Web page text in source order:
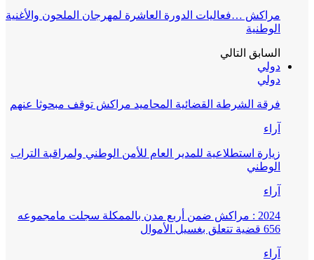
مراكش …فعاليات الدورة العاشرة لمهرجان الملحون والأغنية
الوطنية
السابق التالي
دولي
دولي
فرقة الشرطة القضائية المحاميد مراكش توقف مبحوثا عنهم
آراء
زيارة استطلاعية للمدير العام للأمن الوطني ولمراقبة التراب
الوطني
آراء
2024 : مراكش ضمن أربع مدن بالممكلة سجلت مامجموعه
656 قضية تتعلق بغسيل الأموال
آراء